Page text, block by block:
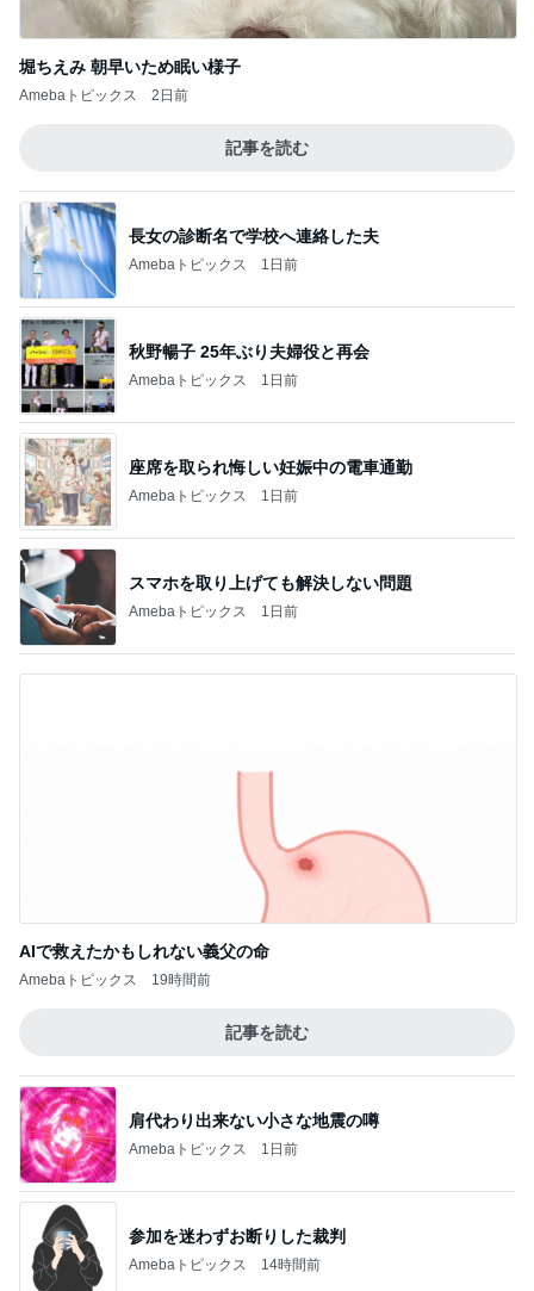
堀ちえみ 朝早いため眠い様子
Amebaトピックス 2日前
記事を読む
長女の診断名で学校へ連絡した夫
Amebaトピックス 1日前
秋野暢子 25年ぶり夫婦役と再会
Amebaトピックス 1日前
座席を取られ悔しい妊娠中の電車通勤
Amebaトピックス 1日前
スマホを取り上げても解決しない問題
Amebaトピックス 1日前
AIで救えたかもしれない義父の命
Amebaトピックス 19時間前
記事を読む
肩代わり出来ない小さな地震の噂
Amebaトピックス 1日前
参加を迷わずお断りした裁判
Amebaトピックス 14時間前